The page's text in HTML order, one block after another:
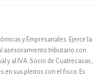
y Empresariales. Ejerce la
asesoramiento tributario con
y al IVA. Socio de Cuatrecasas,
en sus pleitos con el fisco. Es